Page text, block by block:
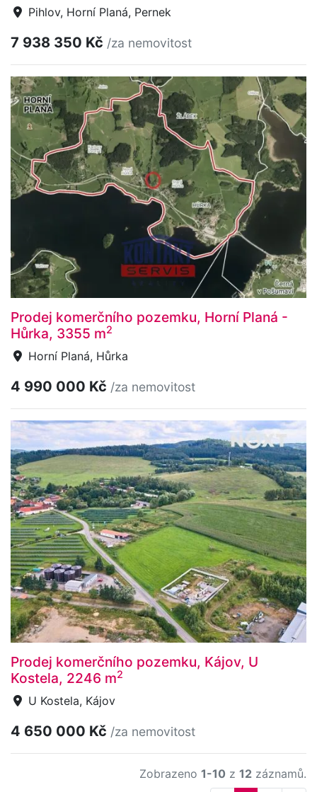
Pihlov, Horní Planá, Pernek
7 938 350 Kč /za nemovitost
Prodej komerčního pozemku, Horní Planá -
Hůrka, 3355 m2
Horní Planá, Hůrka
4 990 000 Kč /za nemovitost
Prodej komerčního pozemku, Kájov, U
Kostela, 2246 m2
U Kostela, Kájov
4 650 000 Kč /za nemovitost
Zobrazeno 1-10 z 12 záznamů.